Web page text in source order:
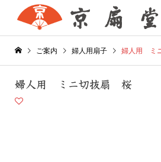
ご案内 婦人用扇子 婦人用 ミ
婦人用 ミニ切抜扇 桜